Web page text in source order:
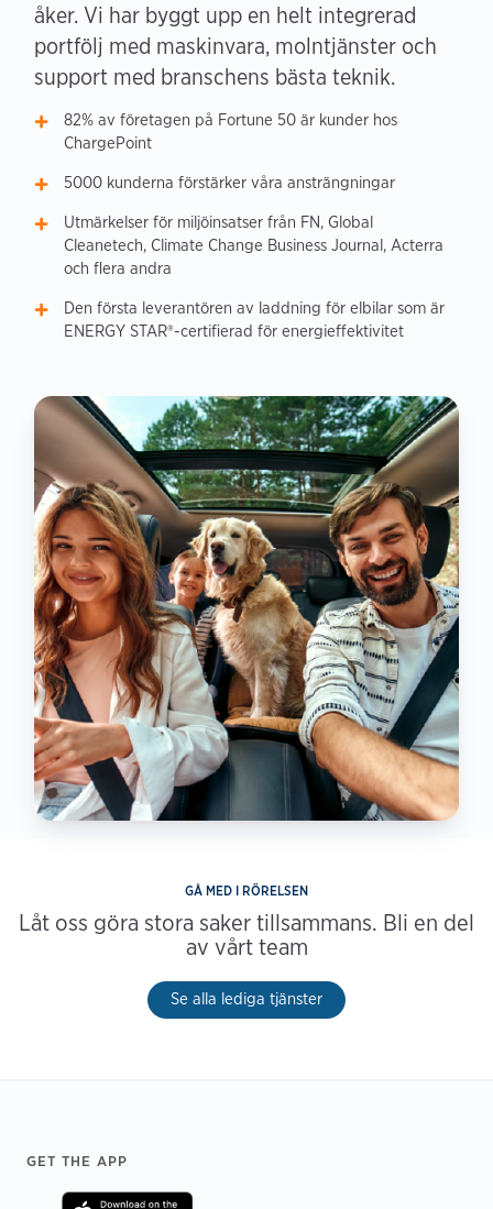
åker. Vi har byggt upp en helt integrerad
portfölj med maskinvara, molntjänster och
support med branschens bästa teknik.
82% av företagen på Fortune 50 är kunder hos
ChargePoint
5000 kunderna förstärker våra ansträngningar
Utmärkelser för miljöinsatser från FN, Global
Cleanetech, Climate Change Business Journal, Acterra
och flera andra
Den första leverantören av laddning för elbilar som är
ENERGY STAR®-certifierad för energieffektivitet
GÅ MED I RÖRELSEN
Låt oss göra stora saker tillsammans. Bli en del
av vårt team
Se alla lediga tjänster
Footer
GET THE APP